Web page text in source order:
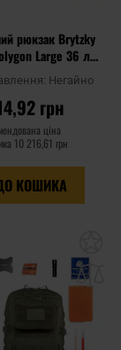
рюкзак Brytzky
Large 36 л
зі спорядженням
Негайно
грн
ціна
10 216,61 грн
КОШИКА